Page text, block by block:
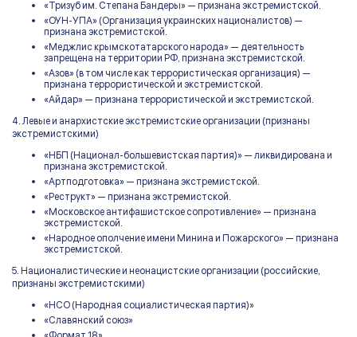
«Тризуб им. Степана Бандеры» — признана экстремистской.
«ОУН-УПА» (Организация украинских националистов) —
признана экстремистской.
«Меджлис крымскотатарского народа» — деятельность
запрещена на территории РФ, признана экстремистской.
«Азов» (в том числе как террористическая организация) —
признана террористической и экстремистской.
«Айдар» — признана террористической и экстремистской.
4. Левые и анархистские экстремистские организации (признаны
экстремистскими)
«НБП (Национал-большевистская партия)» — ликвидирована и
признана экстремистской.
«Артподготовка» — признана экстремистской.
«Реструкт» — признана экстремистской.
«Московское антифашистское сопротивление» — признана
экстремистской.
«Народное ополчение имени Минина и Пожарского» — признана
экстремистской.
5. Националистические и неонацистские организации (российские,
признаны экстремистскими)
«НСО (Народная социалистическая партия)»
«Славянский союз»